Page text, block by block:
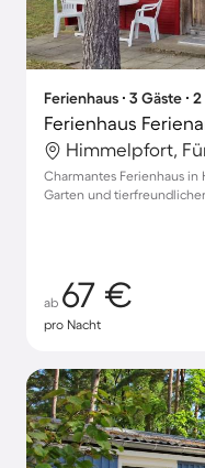
Ferienhaus ∙ 3 Gäste ∙
Ferienhaus
Charmantes Ferienhaus
Garten und
ab 67 €
pro Nacht